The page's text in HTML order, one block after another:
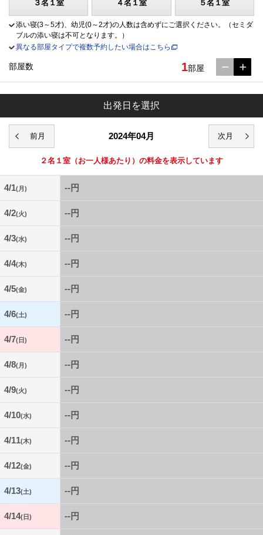
３名１室 ４名１室 ５名１室
添い寝(3～5才)、幼児(0～2才)の人数は含めずにご選択ください。（セミダ
ブルの添い寝は不可となります。）
異なる部屋タイプで複数予約したい場合はこちら
部屋数 1部屋
出発日を選択
2024年04月
２名１室 （お一人様あたり）の料金を表示しています
4/1(月) --円
4/2(火) --円
4/3(水) --円
4/4(木) --円
4/5(金) --円
4/6(土) --円
4/7(日) --円
4/8(月) --円
4/9(火) --円
4/10(水) --円
4/11(木) --円
4/12(金) --円
4/13(土) --円
4/14(日) --円